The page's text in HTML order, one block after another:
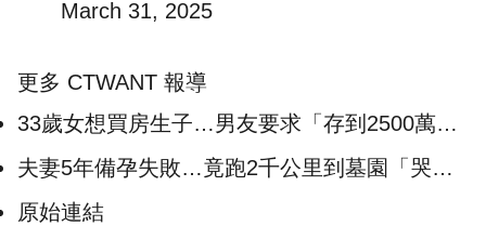
March 31, 2025
更多 CTWANT 報導
33歲女想買房生子…男友要求「存到2500萬」
才考慮 網點破：是藉口
夫妻5年備孕失敗…竟跑2千公里到墓園「哭喊
求子」 畫面讓全網炸鍋
原始連結